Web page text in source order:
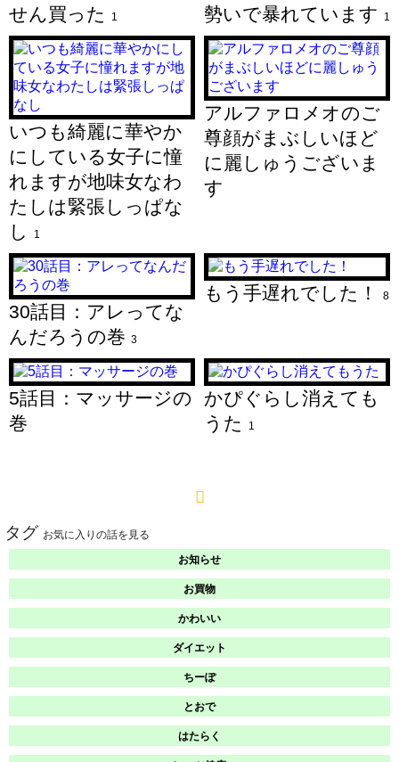
せん買った
1
勢いで暴れています
1
いつも綺麗に華やか
にしている女子に憧
れますが地味女なわ
たしは緊張しっぱな
し
1
アルファロメオのご
尊顔がまぶしいほど
に麗しゅうございま
す
30話目：アレってな
んだろうの巻 3
もう手遅れでした！ 8
5話目：マッサージの
巻
かぴぐらし消えても
うた
1
タグ お気に入りの話を見る
お知らせ
お買物
かわいい
ダイエット
ちーぽ
とおで
はたらく